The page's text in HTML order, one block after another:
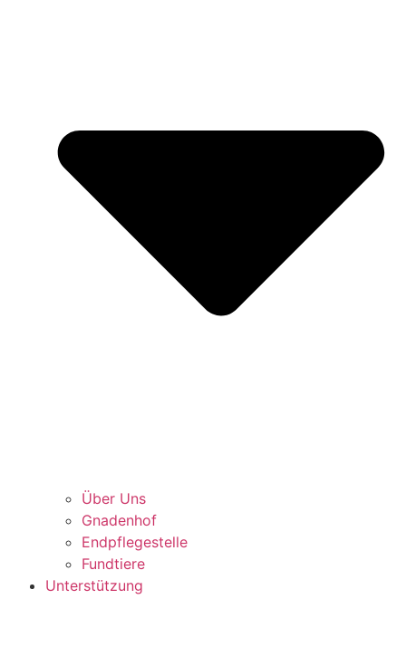
Über Uns
Gnadenhof
Endpflegestelle
Fundtiere
Unterstützung